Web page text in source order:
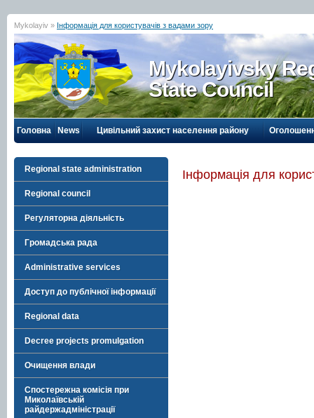
Mykolayiv » Інформація для користувачів з вадами зору
Mykolayivsky
State Council
Головна News Цивільний захист населення району
Regional state administration
Regional council
Регуляторна діяльність
Громадська рада
Administrative services
Доступ до публічної інформації
Regional data
Decree projects promulgation
Очищення влади
Спостережна комісія при
Миколаївській
райдержадміністрації
Інформація для